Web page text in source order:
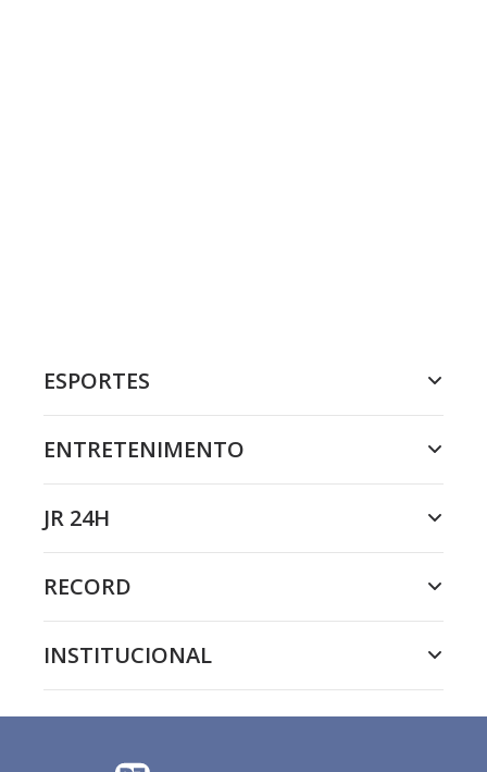
ESPORTES
ENTRETENIMENTO
JR 24H
RECORD
INSTITUCIONAL